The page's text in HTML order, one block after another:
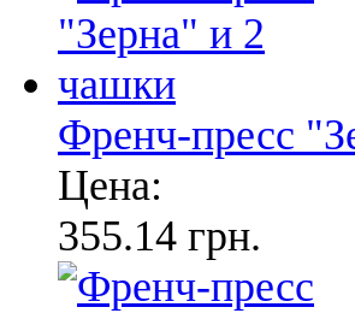
Френч-пресс
Цена:
355.14 грн.